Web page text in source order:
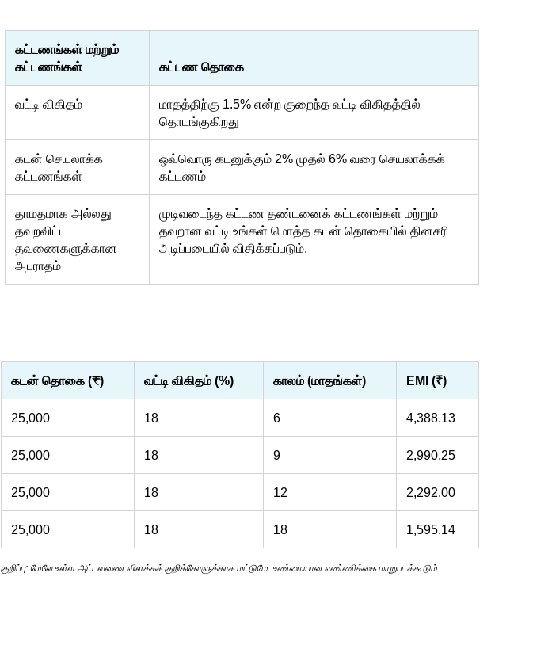
கட்டணங்கள் மற்றும்
கட்டணங்கள்
கட்டண தொகை
வட்டி விகிதம்
மாதத்திற்கு 1.5% என்ற குறைந்த வட்டி விகிதத்தில்
தொடங்குகிறது
கடன் செயலாக்க
கட்டணங்கள்
ஒவ்வொரு கடனுக்கும் 2% முதல் 6% வரை செயலாக்கக்
கட்டணம்
தாமதமாக அல்லது
தவறவிட்ட
தவணைகளுக்கான
அபராதம்
முடிவடைந்த கட்டண தண்டனைக் கட்டணங்கள் மற்றும்
தவறான வட்டி உங்கள் மொத்த கடன் தொகையில் தினசரி
அடிப்படையில் விதிக்கப்படும்.
கடன் தொகை (₹) வட்டி விகிதம் (%) காலம் (மாதங்கள்) EMI (₹)
25,000 18 6 4,388.13
25,000 18 9 2,990.25
25,000 18 12 2,292.00
25,000 18 18 1,595.14
குறிப்பு: மேலே உள்ள அட்டவணை விளக்கக் குறிக்கோளுக்காக மட்டுமே. உண்மையான எண்ணிக்கை மாறுபடக்கூடும்.